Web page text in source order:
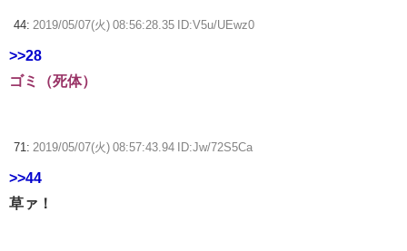
44: 2019/05/07(火) 08:56:28.35 ID:V5u/UEwz0
>>28
ゴミ（死体）
71: 2019/05/07(火) 08:57:43.94 ID:Jw/72S5Ca
>>44
草ァ！